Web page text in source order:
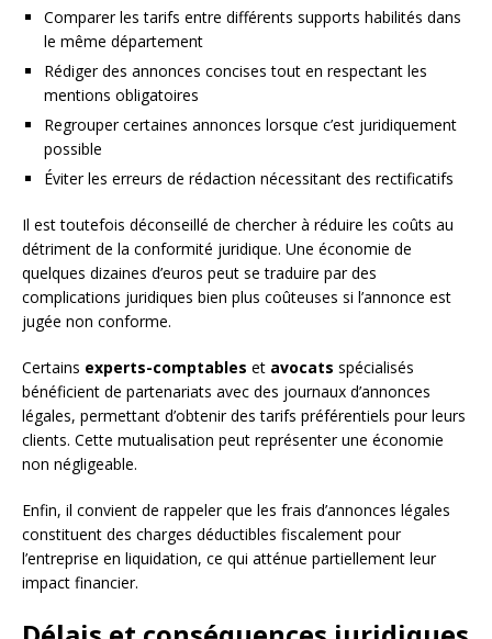
Comparer les tarifs entre différents supports habilités dans
le même département
Rédiger des annonces concises tout en respectant les
mentions obligatoires
Regrouper certaines annonces lorsque c’est juridiquement
possible
Éviter les erreurs de rédaction nécessitant des rectificatifs
Il est toutefois déconseillé de chercher à réduire les coûts au
détriment de la conformité juridique. Une économie de
quelques dizaines d’euros peut se traduire par des
complications juridiques bien plus coûteuses si l’annonce est
jugée non conforme.
Certains experts-comptables et avocats spécialisés
bénéficient de partenariats avec des journaux d’annonces
légales, permettant d’obtenir des tarifs préférentiels pour leurs
clients. Cette mutualisation peut représenter une économie
non négligeable.
Enfin, il convient de rappeler que les frais d’annonces légales
constituent des charges déductibles fiscalement pour
l’entreprise en liquidation, ce qui atténue partiellement leur
impact financier.